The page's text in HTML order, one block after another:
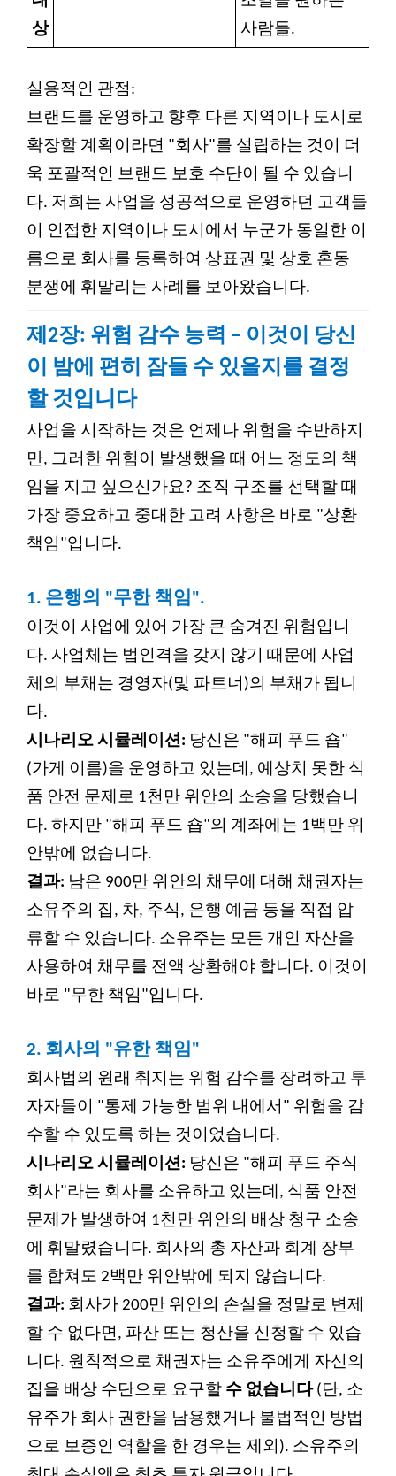
상
사람들.
실용적인 관점:
브랜드를 운영하고 향후 다른 지역이나 도시로
확장할 계획이라면 "회사"를 설립하는 것이 더
욱 포괄적인 브랜드 보호 수단이 될 수 있습니
다. 저희는 사업을 성공적으로 운영하던 고객들
이 인접한 지역이나 도시에서 누군가 동일한 이
름으로 회사를 등록하여 상표권 및 상호 혼동
분쟁에 휘말리는 사례를 보아왔습니다.
제2장: 위험 감수 능력 – 이것이 당신
이 밤에 편히 잠들 수 있을지를 결정
할 것입니다
사업을 시작하는 것은 언제나 위험을 수반하지
만, 그러한 위험이 발생했을 때 어느 정도의 책
임을 지고 싶으신가요? 조직 구조를 선택할 때
가장 중요하고 중대한 고려 사항은 바로 "상환
책임"입니다.
1. 은행의 "무한 책임".
이것이 사업에 있어 가장 큰 숨겨진 위험입니
다. 사업체는 법인격을 갖지 않기 때문에 사업
체의 부채는 경영자(및 파트너)의 부채가 됩니
다.
시나리오 시뮬레이션: 당신은 "해피 푸드 숍"
(가게 이름)을 운영하고 있는데, 예상치 못한 식
품 안전 문제로 1천만 위안의 소송을 당했습니
다. 하지만 "해피 푸드 숍"의 계좌에는 1백만 위
안밖에 없습니다.
결과: 남은 900만 위안의 채무에 대해 채권자는
소유주의 집, 차, 주식, 은행 예금 등을 직접 압
류할 수 있습니다. 소유주는 모든 개인 자산을
사용하여 채무를 전액 상환해야 합니다. 이것이
바로 "무한 책임"입니다.
2. 회사의 "유한 책임"
회사법의 원래 취지는 위험 감수를 장려하고 투
자자들이 "통제 가능한 범위 내에서" 위험을 감
수할 수 있도록 하는 것이었습니다.
시나리오 시뮬레이션: 당신은 "해피 푸드 주식
회사"라는 회사를 소유하고 있는데, 식품 안전
문제가 발생하여 1천만 위안의 배상 청구 소송
에 휘말렸습니다. 회사의 총 자산과 회계 장부
를 합쳐도 2백만 위안밖에 되지 않습니다.
결과: 회사가 200만 위안의 손실을 정말로 변제
할 수 없다면, 파산 또는 청산을 신청할 수 있습
니다. 원칙적으로 채권자는 소유주에게 자신의
집을 배상 수단으로 요구할 수 없습니다(단, 소
유주가 회사 권한을 남용했거나 불법적인 방법
으로 보증인 역할을 한 경우는 제외). 소유주의